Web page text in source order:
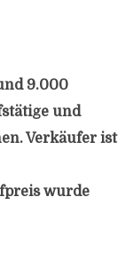
9.000
und
Verkäufer ist
wurde